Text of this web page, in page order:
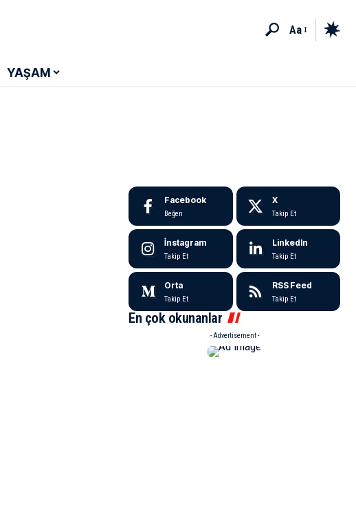
Aa
YAŞAM
Facebook
Beğen
X
Takip Et
İnstagram
Takip Et
LinkedIn
Takip Et
Orta
Takip Et
RSS Feed
Takip Et
En çok okunanlar
- Advertisement -